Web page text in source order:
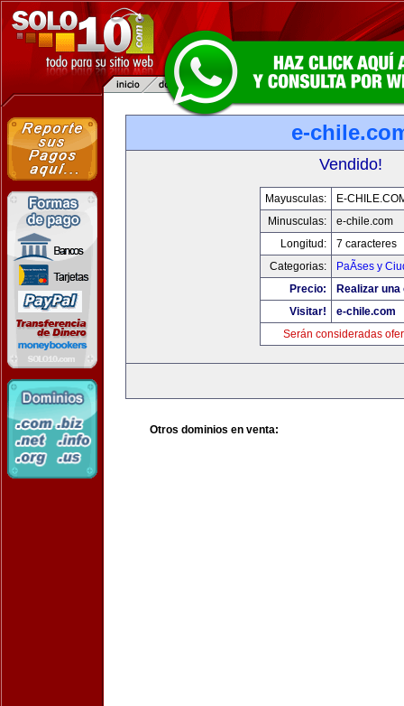
e-
Vendido!
Mayusculas:
E-
Minusculas:
e-chile.com
Longitud:
7 caracteres
Categorias:
PaÃ­ses y
Precio:
Realizar
Visitar!
e-chile.com
Serán consideradas
Otros dominios en venta: